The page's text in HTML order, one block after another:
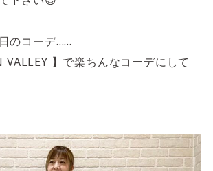
のコーデ……
VALLEY 】で楽ちんなコーデにして